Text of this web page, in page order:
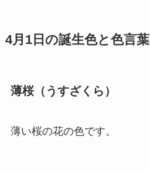
4月1日の誕生色と色言葉
薄桜（うすざくら）
薄い桜の花の色です。